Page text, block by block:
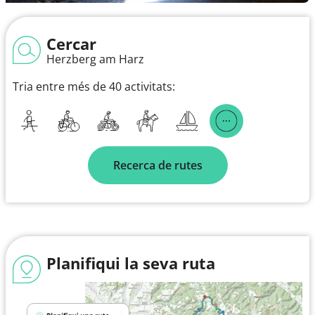
Cercar
Herzberg am Harz
Tria entre més de 40 activitats:
Recerca de rutes
Planifiqui la seva ruta